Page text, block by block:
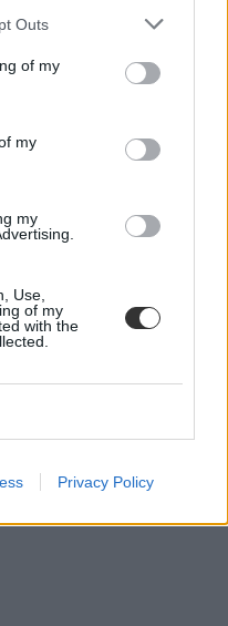
Outs
of my
my
my
Use,
of my
with the
Privacy Policy